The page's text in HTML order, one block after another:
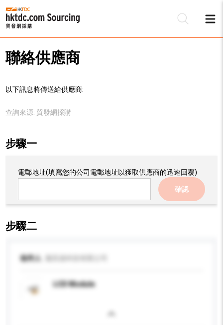
聯絡供應商
以下訊息將傳送給供應商:
查詢來源: 貿發網採購
步驟一
電郵地址(填寫您的公司電郵地址以獲取供應商的迅速回覆)
確認
步驟二
收件人
LCD Module